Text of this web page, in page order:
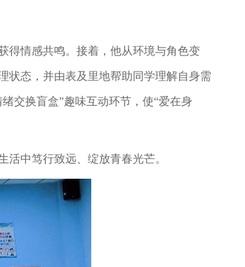
得情感共鸣。接着，他从环境与角色变
状态，并由表及里地帮助同学理解自身需
交换盲盒”趣味互动环节，使“爱在身
中笃行致远、绽放青春光芒。